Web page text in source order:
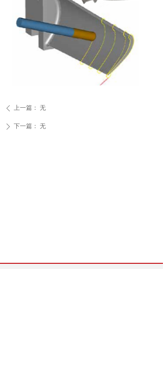
ꄴ 上一篇： 无
ꄲ 下一篇： 无